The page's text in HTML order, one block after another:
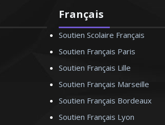
Français
Soutien Scolaire Français
Soutien Français Paris
Soutien Français Lille
Soutien Français Marseille
Soutien Français Bordeaux
Soutien Français Lyon